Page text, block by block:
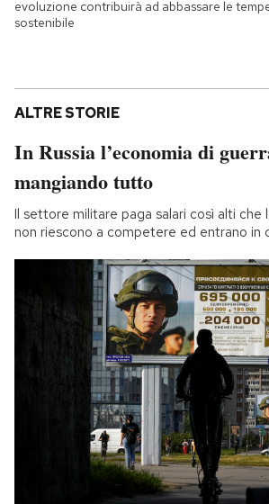
evoluzione contribuirà ad abbassare le
sostenibile
ALTRE STORIE
In Russia l’economia di
mangiando tutto
Il settore militare paga salari così alti che
non riescono a competere ed entrano in